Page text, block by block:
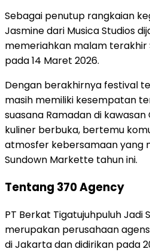
Sebagai penutup rangkaian
Jasminedari Musica Studios
memeriahkan malam terakhir
pada14 Maret 2026.
Dengan berakhirnya festival
masih memiliki kesempatan
suasana Ramadandi kawasan
kuliner berbuka, bertemu
atmosfer kebersamaanyang
Sundown Markette tahunini.
Tentang 370Agency
PT Berkat Tigatujuhpuluh Jadi
merupakan perusahaan
diJakartadandidirikan pada